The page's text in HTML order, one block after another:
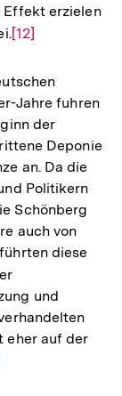
Effekt erzielen
Zur
der
Fußnote
[12]
Jahre fuhren
der
Deponie
an. Da die
Politikern
Schönberg
auch von
diese
und
eher auf der